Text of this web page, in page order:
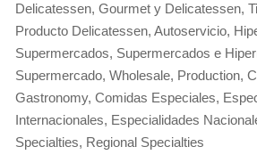
Delicatessen, Gourmet y Delicatessen,
Producto Delicatessen, Autoservicio,
Supermercados, Supermercados e
Supermercado, Wholesale, Production,
Gastronomy, Comidas Especiales,
Internacionales, Especialidades
Specialties, Regional Specialties